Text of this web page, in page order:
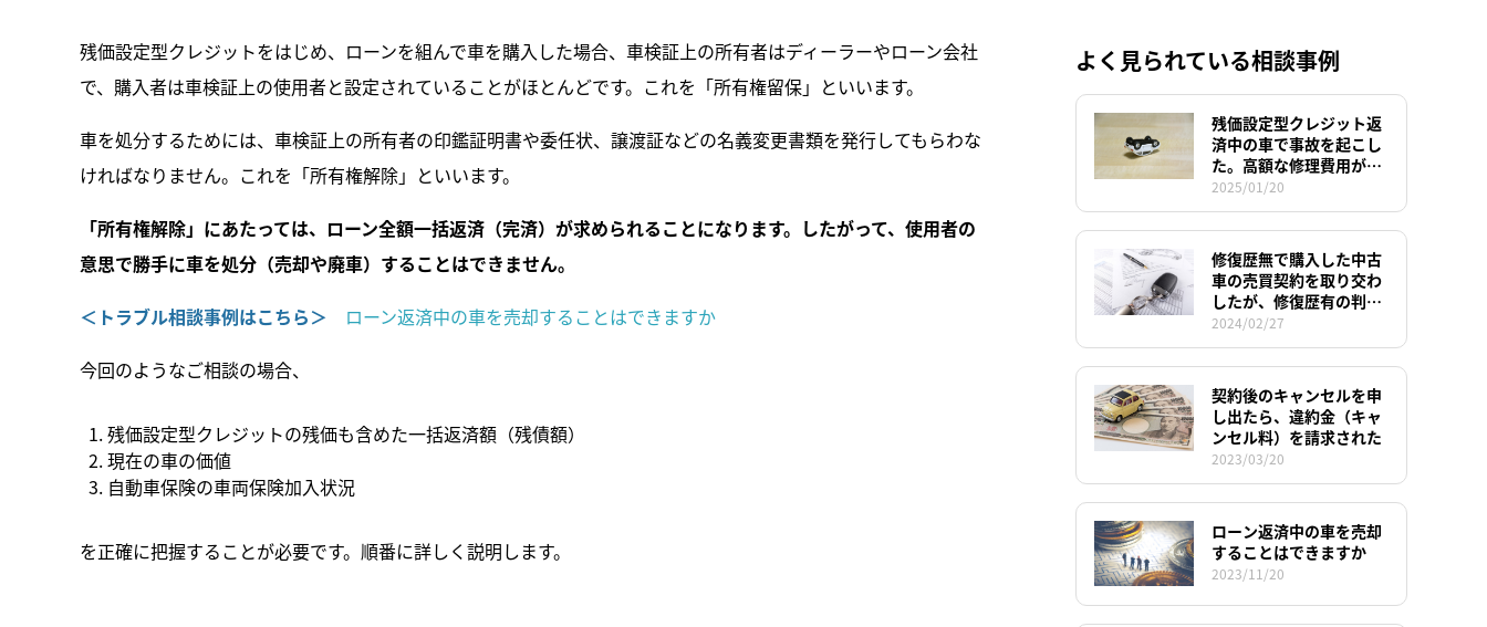
残価設定型クレジットをはじめ、ローンを組んで車を購入した場合、車検証上の所有者はディーラーやローン会社
で、購入者は車検証上の使用者と設定されていることがほとんどです。これを「所有権留保」といいます。
車を処分するためには、車検証上の所有者の印鑑証明書や委任状、譲渡証などの名義変更書類を発行してもらわな
ければなりません。これを「所有権解除」といいます。
「所有権解除」にあたっては、ローン全額一括返済（完済）が求められることになります。したがって、使用者の
意思で勝手に車を処分（売却や廃車）することはできません。
＜トラブル相談事例はこちら＞ ローン返済中の車を売却することはできますか
今回のようなご相談の場合、
残価設定型クレジットの残価も含めた一括返済額（残債額）
現在の車の価値
自動車保険の車両保険加入状況
を正確に把握することが必要です。順番に詳しく説明します。
よく見られている相談事例
残価設定型クレジット返
済中の車で事故を起こし
た。高額な修理費用が発
生するため手放したい
が、ローンの支払いはど
うなるのか。
2025/01/20
修復歴無で購入した中古
車の売買契約を取り交わ
したが、修復歴有の判定
が出たとの理由で減額を
求められている
2024/02/27
契約後のキャンセルを申
し出たら、違約金（キャ
ンセル料）を請求された
2023/03/20
ローン返済中の車を売却
することはできますか
2023/11/20